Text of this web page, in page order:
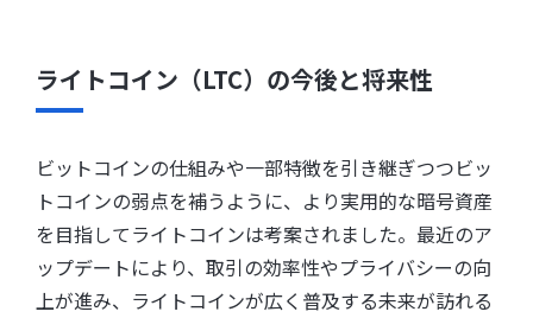
ライトコイン（LTC）の今後と将来性
ビットコインの仕組みや一部特徴を引き継ぎつつビッ
トコインの弱点を補うように、より実用的な暗号資産
を目指してライトコインは考案されました。最近のア
ップデートにより、取引の効率性やプライバシーの向
上が進み、ライトコインが広く普及する未来が訪れる